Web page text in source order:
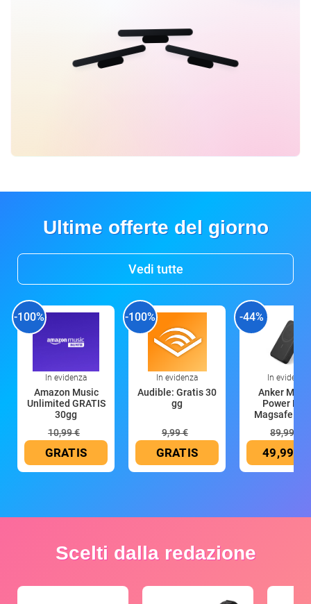
Ultime offerte del giorno
Vedi tutte
-100%
In evidenza
Amazon Music
Unlimited GRATIS
30gg
10,99 €
GRATIS
-100%
In evidenza
Audible: Gratis 30
gg
9,99 €
GRATIS
-44%
In evidenza
Anker
Power
Magsafe
89,99 €
49,99 €
Scelti dalla redazione